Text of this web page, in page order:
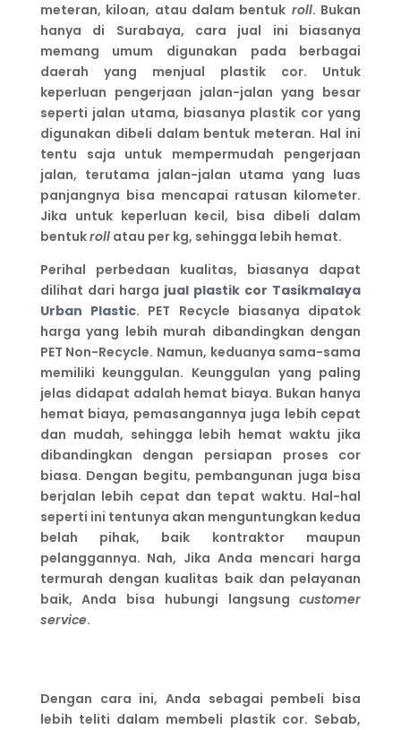
meteran, kiloan, atau dalam bentuk roll. Bukan
hanya di Surabaya, cara jual ini biasanya
memang umum digunakan pada berbagai
daerah yang menjual plastik cor. Untuk
keperluan pengerjaan jalan-jalan yang besar
seperti jalan utama, biasanya plastik cor yang
digunakan dibeli dalam bentuk meteran. Hal ini
tentu saja untuk mempermudah pengerjaan
jalan, terutama jalan-jalan utama yang luas
panjangnya bisa mencapai ratusan kilometer.
Jika untuk keperluan kecil, bisa dibeli dalam
bentukrollatau per kg, sehingga lebih hemat.
Perihal perbedaan kualitas, biasanya dapat
dilihat dari harga jual plastik cor Tasikmalaya
Urban Plastic. PET Recycle biasanya dipatok
harga yang lebih murah dibandingkan dengan
PET Non-Recycle. Namun, keduanya sama-sama
memiliki keunggulan. Keunggulan yang paling
jelas didapat adalah hemat biaya. Bukan hanya
hemat biaya, pemasangannya juga lebih cepat
dan mudah, sehingga lebih hemat waktu jika
dibandingkan dengan persiapan proses cor
biasa. Dengan begitu, pembangunan juga bisa
berjalan lebih cepat dan tepat waktu. Hal-hal
seperti ini tentunya akan menguntungkan kedua
belah pihak, baik kontraktor maupun
pelanggannya. Nah, Jika Anda mencari harga
termurah dengan kualitas baik dan pelayanan
baik, Anda bisa hubungi langsungcustomer
service.
Dengan cara ini, Anda sebagai pembeli bisa
lebih teliti dalam membeli plastik cor. Sebab,